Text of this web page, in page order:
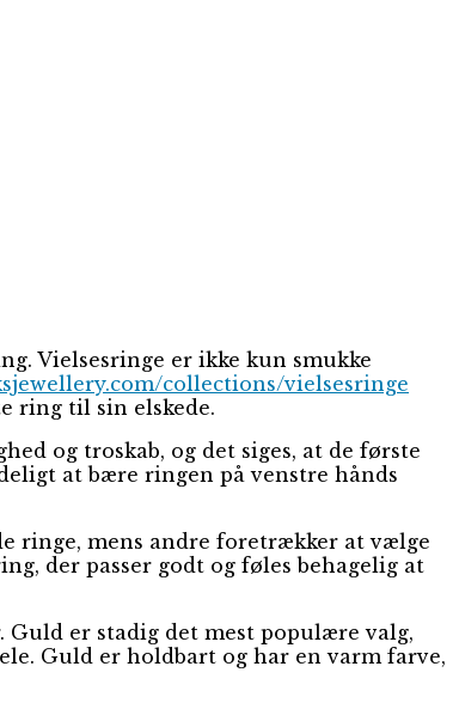
Vielsesringe er ikke kun smukke
collections/vielsesringe
ring til sin elskede.
og troskab, og det siges, at de første
at bære ringen på venstre hånds
ringe, mens andre foretrækker at vælge
der passer godt og føles behagelig at
er stadig det mest populære valg,
Guld er holdbart og har en varm farve,